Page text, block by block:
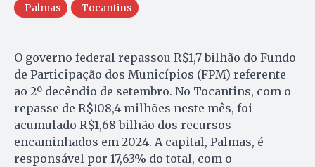
Palmas
Tocantins
O governo federal repassou R$1,7 bilhão do Fundo
de Participação dos Municípios (FPM) referente
ao 2º decêndio de setembro. No Tocantins, com o
repasse de R$108,4 milhões neste mês, foi
acumulado R$1,68 bilhão dos recursos
encaminhados em 2024. A capital, Palmas, é
responsável por 17,63% do total, com o